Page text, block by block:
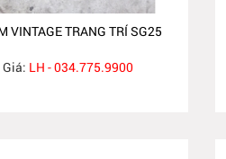
VINTAGE TRANG TRÍ SG25
Giá: LH - 034.775.9900